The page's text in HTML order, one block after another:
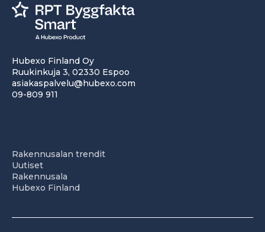
Hubexo Finland Oy
Ruukinkuja 3, 02330 Espoo
asiakaspalvelu@hubexo.com
09-809 911
Rakennusalan trendit
Uutiset
Rakennusala
Hubexo Finland